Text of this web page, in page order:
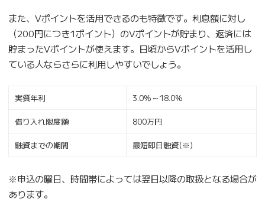
また、Vポイントを活用できるのも特徴です。利息額に対し
（200円につき1ポイント）のVポイントが貯まり、返済には
貯まったVポイントが使えます。日頃からVポイントを活用し
ている人ならさらに利用しやすいでしょう。
実質年利 3.0%～18.0%
借り入れ限度額 800万円
融資までの期間 最短即日融資(※)
※申込の曜日、時間帯によっては翌日以降の取扱となる場合が
あります。